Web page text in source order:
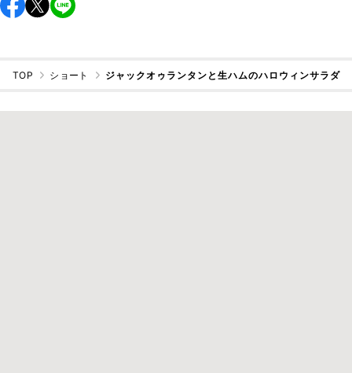
TOP ショート ジャックオゥランタンと生ハムのハロウィンサラダ